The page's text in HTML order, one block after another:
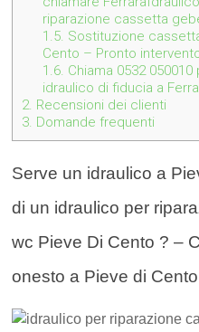
riparazione cassetta
1.5. Sostituzione
Cento – Pronto
1.6. Chiama 0532
idraulico di fiducia a
2. Recensioni dei clienti
3. Domande frequenti
Serve un idraulico a
di un idraulico per
wc Pieve Di Cento ? –
onesto a Pieve di